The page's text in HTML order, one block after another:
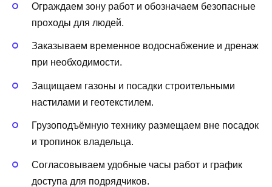
Ограждаем зону работ и обозначаем безопасные
проходы для людей.
Заказываем временное водоснабжение и дренаж
при необходимости.
Защищаем газоны и посадки строительными
настилами и геотекстилем.
Грузоподъёмную технику размещаем вне посадок
и тропинок владельца.
Согласовываем удобные часы работ и график
доступа для подрядчиков.